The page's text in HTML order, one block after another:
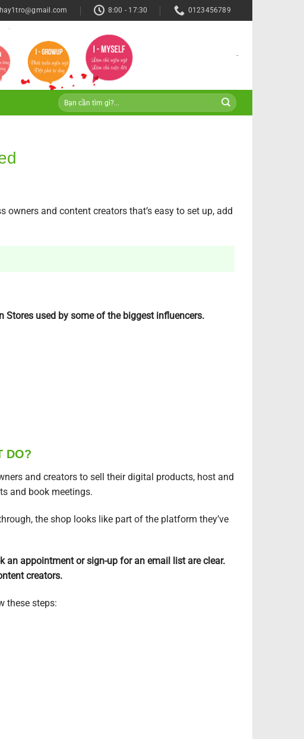
8:00 - 17:30 0123456789
-
and content creators that’s easy to set up, add
Stores used by some of the biggest influencers.
DO?
and creators to sell their digital products, host and
and book meetings.
the shop looks like part of the platform they’ve
an appointment or sign-up for an email list are clear.
creators.
these steps: